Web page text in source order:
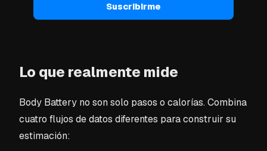
Suscribirme
Lo que realmente mide
Body Battery no son solo pasos o calorías. Combina
cuatro flujos de datos diferentes para construir su
estimación: